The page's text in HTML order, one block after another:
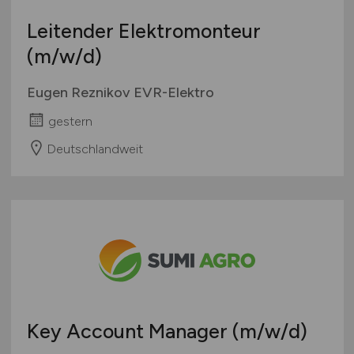
Leitender Elektromonteur
(m/w/d)
Eugen Reznikov EVR-Elektro
gestern
Deutschlandweit
Key Account Manager (m/w/d)